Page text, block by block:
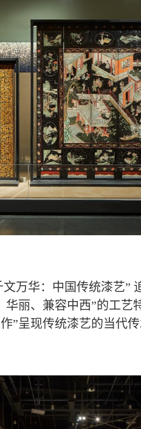
万华：中国传统漆艺”
丽、兼容中西”的工
”呈现传统漆艺的当代